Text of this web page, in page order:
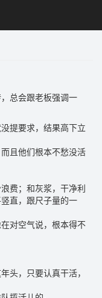
总会跟老板强调一
提要求，结果高下立
且他们根本不愁没活
费；和灰浆，干净利
直，跟尺子量的一
对空气说，根本得不
，只要认真干活，